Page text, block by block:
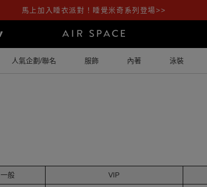
馬上加入睡衣派對！睡覺米奇系列登場>>
人氣企劃/聯名 服飾 內著 泳裝
一般 VIP